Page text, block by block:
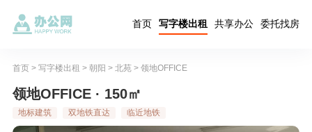
首页 写字楼出租 共享办公 委托找房
首页> 写字楼出租 > 朝阳 > 北苑> 领地OFFICE
领地OFFICE · 150㎡
地标建筑 双地铁直达 临近地铁